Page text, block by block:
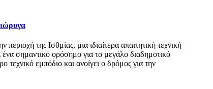
της Ισθμίας, μια ιδιαίτερα απαιτητική τεχνική
σημαντικό ορόσημο για το μεγάλο διαδημοτικό
εμπόδιο και ανοίγει ο δρόμος για την